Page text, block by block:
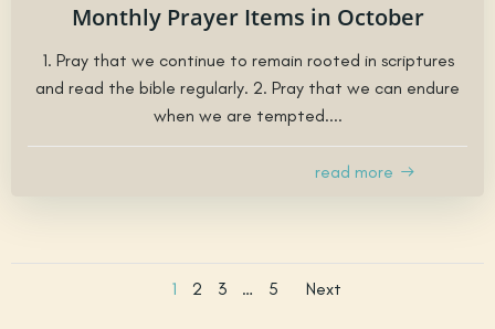
Monthly Prayer Items in October
1. Pray that we continue to remain rooted in scriptures
and read the bible regularly. 2. Pray that we can endure
when we are tempted....
read more
Posts
Page
1 Page
2 Page
3 … Page
5
Posts
Next